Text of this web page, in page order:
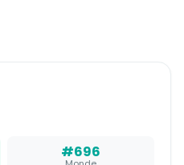
#696